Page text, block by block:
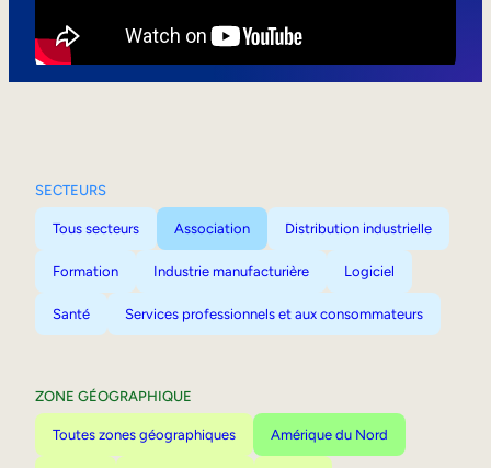
SECTEURS
Tous secteurs Association Distribution industrielle
Formation Industrie manufacturière Logiciel
Santé Services professionnels et aux consommateurs
ZONE GÉOGRAPHIQUE
Toutes zones géographiques Amérique du Nord